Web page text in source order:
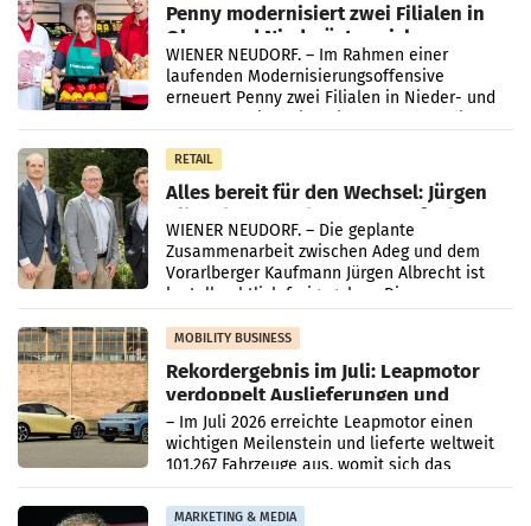
Penny modernisiert zwei Filialen in
Ober- und Niederösterreich
WIENER NEUDORF. – Im Rahmen einer
laufenden Modernisierungsoffensive
erneuert Penny zwei Filialen in Nieder- und
RETAIL
Alles bereit für den Wechsel: Jürgen
Albrecht setzt ab 1.1.2027 auf Adeg
WIENER NEUDORF. – Die geplante
Zusammenarbeit zwischen Adeg und dem
Vorarlberger Kaufmann Jürgen Albrecht ist
kartellrechtlich freigegeben: Die
Bundeswettbewerbsbehörde und der
Bundeskartellanwalt
MOBILITY BUSINESS
Rekordergebnis im Juli: Leapmotor
verdoppelt Auslieferungen und
überschreitet die 100.000er-Marke
– Im Juli 2026 erreichte Leapmotor einen
wichtigen Meilenstein und lieferte weltweit
101.267 Fahrzeuge aus, womit sich das
Ergebnis gegenüber Juli 2025 mehr als
verdoppelte (+102
MARKETING & MEDIA